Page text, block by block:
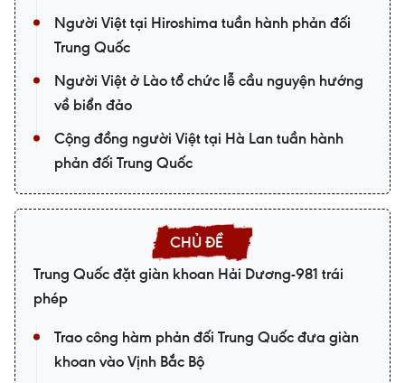
Người Việt tại Hiroshima tuần hành phản đối
Trung Quốc
Người Việt ở Lào tổ chức lễ cầu nguyện hướng
về biển đảo
Cộng đồng người Việt tại Hà Lan tuần hành
phản đối Trung Quốc
Trung Quốc đặt giàn khoan Hải Dương-981 trái
phép
Trao công hàm phản đối Trung Quốc đưa giàn
khoan vào Vịnh Bắc Bộ